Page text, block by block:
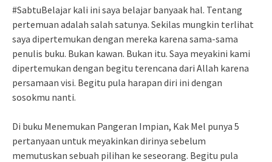
#SabtuBelajar kali ini saya belajar banyaak hal. Tentang
pertemuan adalah salah satunya. Sekilas mungkin terlihat
saya dipertemukan dengan mereka karena sama-sama
penulis buku. Bukan kawan. Bukan itu. Saya meyakini kami
dipertemukan dengan begitu terencana dari Allah karena
persamaan visi. Begitu pula harapan diri ini dengan
sosokmu nanti.
Di buku Menemukan Pangeran Impian, Kak Mel punya 5
pertanyaan untuk meyakinkan dirinya sebelum
memutuskan sebuah pilihan ke seseorang. Begitu pula